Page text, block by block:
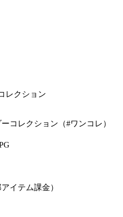
コレクション（#ワンコレ）
イテム課金）